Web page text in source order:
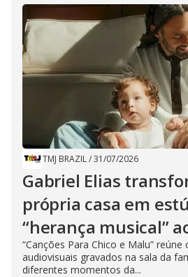
TMJ BRAZIL/31/07/2026
Gabriel Elias
própria casa em
“herança musical”
“Canções Para Chico e Malu”
audiovisuais gravados na sala da
diferentes momentos da...